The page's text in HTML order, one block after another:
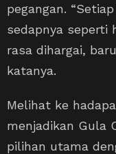
pegangan.
sedapnya seperti
rasa dihargai,
katanya.
Melihat ke
menjadikan Gula
pilihan utama